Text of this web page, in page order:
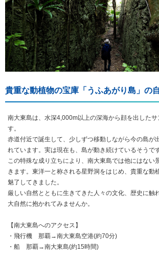
貴重な動植物の宝庫「うふあがり島」の
南大東島は、水深4,000m以上の深海から顔を出した
す。
赤道付近で誕生して、少しずつ移動しながら今の島が
れています。実は現在も、島が動き続けているそうです
この特殊な成り立ちにより、南大東島では他にはない
きます。東洋一と称される星野洞をはじめ、貴重な動
魅了してきました。
厳しい自然とともに生きてきた人々の文化、歴史に触
大自然に抱かれてみませんか。
【南大東島へのアクセス】
・飛行機 那覇→南大東島空港(約70分)
・船 那覇→南大東島(約15時間)